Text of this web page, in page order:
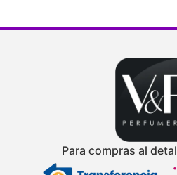
Para compras al